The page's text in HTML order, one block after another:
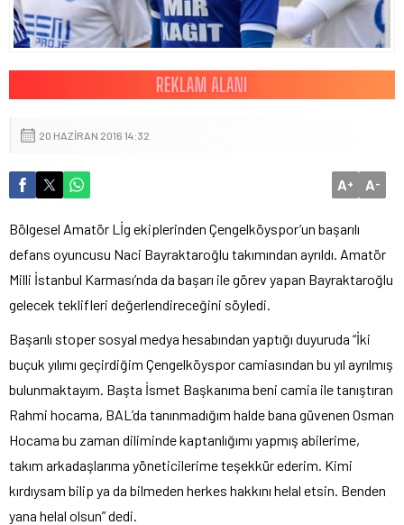
20 HAZIRAN 2016 14:32
A+ A-
Bölgesel Amatör Lİg ekiplerinden Çengelköyspor’un başarılı
defans oyuncusu Naci Bayraktaroğlu takımından ayrıldı. Amatör
Milli İstanbul Karması’nda da başarı ile görev yapan Bayraktaroğlu
gelecek teklifleri değerlendireceğini söyledi.
Başarılı stoper sosyal medya hesabından yaptığı duyuruda “İki
buçuk yılımı geçirdiğim Çengelköyspor camiasından bu yıl ayrılmış
bulunmaktayım. Başta İsmet Başkanıma beni camia ile tanıştıran
Rahmi hocama, BAL’da tanınmadığım halde bana güvenen Osman
Hocama bu zaman diliminde kaptanlığımı yapmış abilerime,
takım arkadaşlarıma yöneticilerime teşekkür ederim. Kimi
kırdıysam bilip ya da bilmeden herkes hakkını helal etsin. Benden
yana helal olsun” dedi.